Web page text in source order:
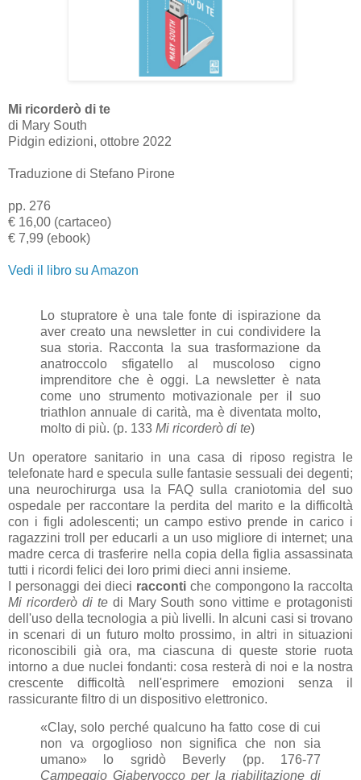
Mi ricorderò di te
di Mary South
Pidgin edizioni, ottobre 2022
Traduzione di Stefano Pirone
pp. 276
€ 16,00 (cartaceo)
€ 7,99 (ebook)
Vedi il libro su Amazon
Lo stupratore è una tale fonte di ispirazione da
aver creato una newsletter in cui condividere la
sua storia. Racconta la sua trasformazione da
anatroccolo sfigatello al muscoloso cigno
imprenditore che è oggi. La newsletter è nata
come uno strumento motivazionale per il suo
triathlon annuale di carità, ma è diventata molto,
molto di più. (p. 133 Mi ricorderò di te)
Un operatore sanitario in una casa di riposo registra le
telefonate hard e specula sulle fantasie sessuali dei degenti;
una neurochirurga usa la FAQ sulla craniotomia del suo
ospedale per raccontare la perdita del marito e la difficoltà
con i figli adolescenti; un campo estivo prende in carico i
ragazzini troll per educarli a un uso migliore di internet; una
madre cerca di trasferire nella copia della figlia assassinata
tutti i ricordi felici dei loro primi dieci anni insieme.
I personaggi dei dieci racconti che compongono la raccolta
Mi ricorderò di tedi Mary South sono vittime e protagonisti
dell'uso della tecnologia a più livelli. In alcuni casi si trovano
in scenari di un futuro molto prossimo, in altri in situazioni
riconoscibili già ora, ma ciascuna di queste storie ruota
intorno a due nuclei fondanti: cosa resterà di noi e la nostra
crescente difficoltà nell'esprimere emozioni senza il
rassicurante filtro di un dispositivo elettronico.
«Clay, solo perché qualcuno ha fatto cose di cui
non va orgoglioso non significa che non sia
umano» lo sgridò Beverly (pp. 176-77
Campeggio Giabervocco per la riabilitazione di